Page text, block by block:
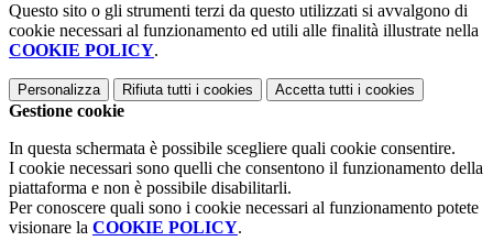
Questo sito o gli strumenti terzi da questo utilizzati si avvalgono di
cookie necessari al funzionamento ed utili alle finalità illustrate nella
COOKIE POLICY.
Personalizza Rifiuta tutti i cookies Accetta tutti i cookies
Gestione cookie
In questa schermata è possibile scegliere quali cookie consentire.
I cookie necessari sono quelli che consentono il funzionamento della
piattaforma e non è possibile disabilitarli.
Per conoscere quali sono i cookie necessari al funzionamento potete
visionare la COOKIE POLICY.